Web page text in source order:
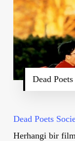
Dead
Dead Poets
Herhangi bir film